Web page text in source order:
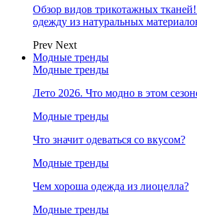
Обзор видов трикотажных
одежду из натуральных
Prev Next
Модные тренды
Модные тренды
Лето 2026. Что модно в этом
Модные тренды
Что значит одеваться со вкусом?
Модные тренды
Чем хороша одежда из лиоцелла?
Модные тренды